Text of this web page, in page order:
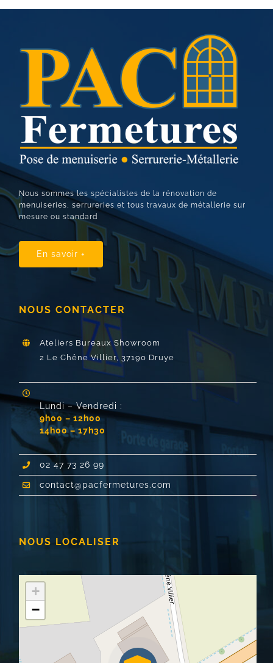
Nous sommes les spécialistes de la rénovation de
menuiseries, serrureries et tous travaux de métallerie sur
mesure ou standard
En savoir +
NOUS CONTACTER
Ateliers Bureaux Showroom
2 Le Chêne Villier, 37190 Druye
Lundi – Vendredi :
9h00 – 12h00
14h00 – 17h30
02 47 73 26 99
contact@pacfermetures.com
NOUS LOCALISER
+
−